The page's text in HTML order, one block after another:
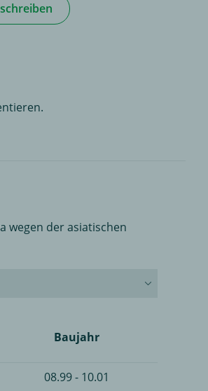
wegen der asiatischen
Baujahr
08.99 - 10.01